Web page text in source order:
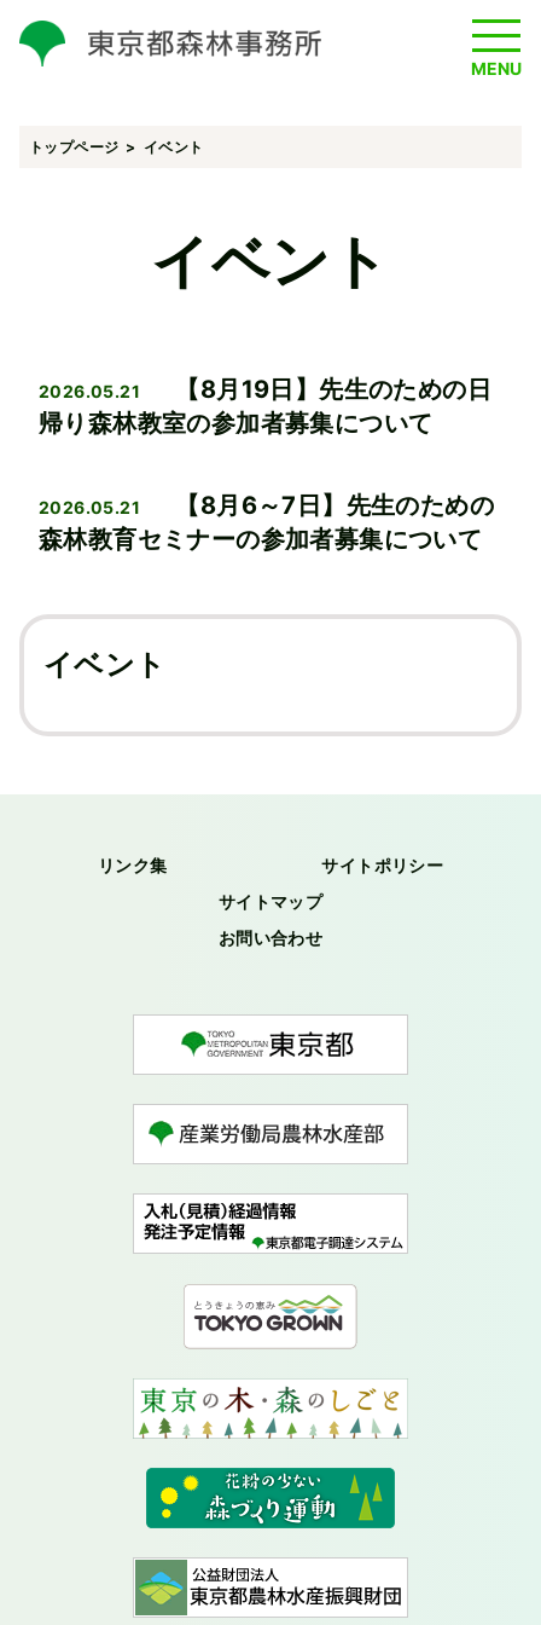
MENU
イベント
トップページ イベント
イベント
2026.05.21
【8月19日】先生のための日
帰り森林教室の参加者募集について
2026.05.21
【8月6～7日】先生のための
森林教育セミナーの参加者募集について
リンク集
サイトポリシー
サイトマップ
お問い合わせ